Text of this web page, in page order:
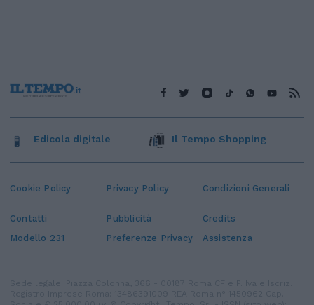
Cookie Policy Privacy Policy Condizioni Generali
Contatti Pubblicità
Credits
Modello 231
Preferenze Privacy Assistenza
Edicola digitale Il Tempo Shopping